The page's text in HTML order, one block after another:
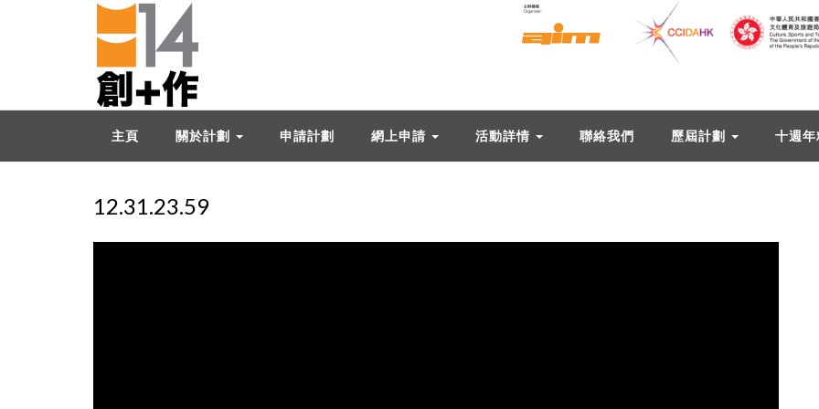
主頁 關於計劃 申請計劃 網上申請 活動詳情 聯絡我們 歷屆計劃 十週
12.31.23.59